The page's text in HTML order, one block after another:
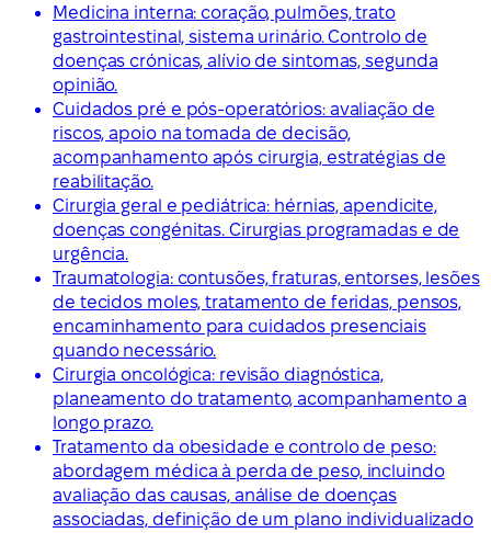
Medicina interna: coração, pulmões, trato
gastrointestinal, sistema urinário. Controlo de
doenças crónicas, alívio de sintomas, segunda
opinião.
Cuidados pré e pós-operatórios: avaliação de
riscos, apoio na tomada de decisão,
acompanhamento após cirurgia, estratégias de
reabilitação.
Cirurgia geral e pediátrica: hérnias, apendicite,
doenças congénitas. Cirurgias programadas e de
urgência.
Traumatologia: contusões, fraturas, entorses, lesões
de tecidos moles, tratamento de feridas, pensos,
encaminhamento para cuidados presenciais
quando necessário.
Cirurgia oncológica: revisão diagnóstica,
planeamento do tratamento, acompanhamento a
longo prazo.
Tratamento da obesidade e controlo de peso:
abordagem médica à perda de peso, incluindo
avaliação das causas, análise de doenças
associadas, definição de um plano individualizado